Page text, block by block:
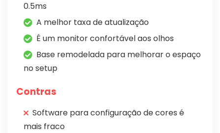
0.5ms
A melhor taxa de atualização
É um monitor confortável aos olhos
Base remodelada para melhorar o espaço
no setup
Contras
Software para configuração de cores é
mais fraco